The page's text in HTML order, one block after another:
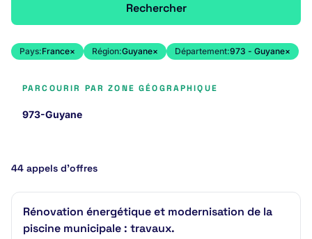
Rechercher
Pays:France× Région:Guyane× Département:973 - Guyane×
PARCOURIR PAR ZONE GÉOGRAPHIQUE
973-Guyane
44 appels d’offres
Rénovation énergétique et modernisation de la
piscine municipale : travaux.